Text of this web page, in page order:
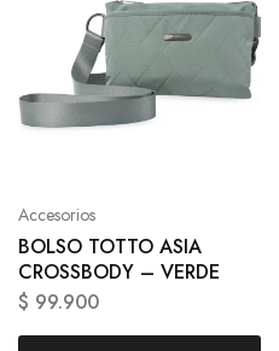
Accesorios
BOLSO TOTTO ASIA
CROSSBODY – VERDE
$ 99.900